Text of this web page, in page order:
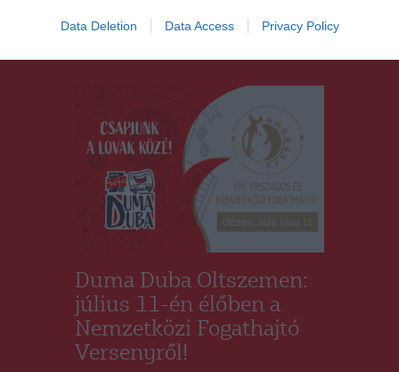
Data Deletion Data Access Privacy Policy
Duma Duba Oltszemen:
július 11-én élőben a
Nemzetközi Fogathajtó
Versenyről!